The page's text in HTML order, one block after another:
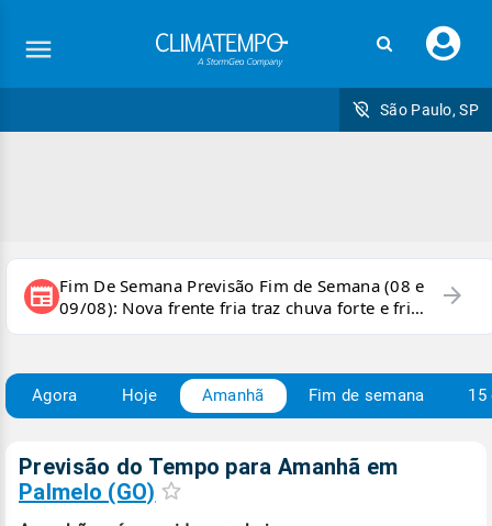
seu
São Paulo, SP
newspaper Fim De Semana Previsão Fim de Semana (08 e
09/08): Nova frente fria traz chuva forte e frio
para áreas do país
arrow_forward
Agora Hoje Amanhã Fim de semana 15
Previsão do Tempo para Amanhã em
Palmelo (GO)